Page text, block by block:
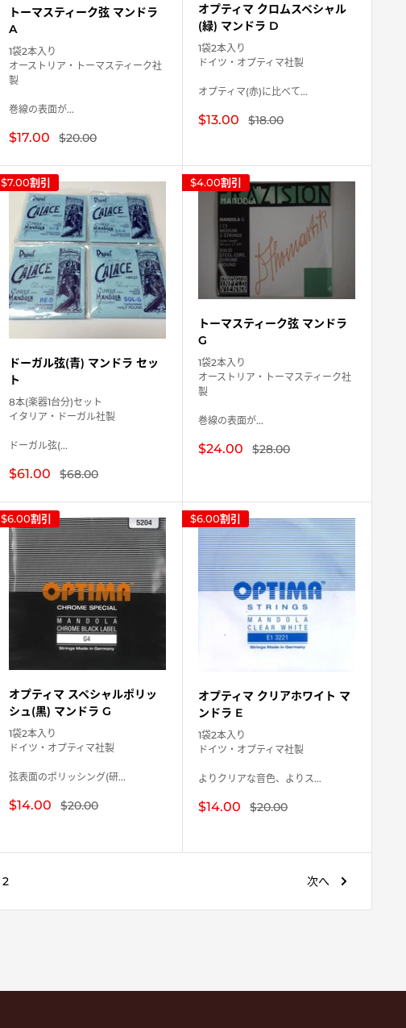
トーマスティーク弦 マンドラ
A
1袋2本入り
オーストリア・トーマスティーク社
製
巻線の表面が...
販
価
格
$17.00 通
常
格
$20.00
オプティマ クロムスペシャル
(緑) マンドラ D
1袋2本入り
ドイツ・オプティマ社製
オプティマ(赤)に比べて...
販
$13.00 通
常
$18.00
$7.00割引
ドーガル弦(青) マンドラ セッ
ト
8本(楽器1台分)セット
イタリア・ドーガル社製
ドーガル弦(...
販
価
格
$61.00 通
常
格
$68.00
$4.00割引
トーマスティーク弦 マンドラ
G
1袋2本入り
オーストリア・トーマスティーク社
製
巻線の表面が...
販
$24.00 通
常
$28.00
$6.00割引
オプティマ スペシャルポリッ
シュ(黒) マンドラ G
1袋2本入り
ドイツ・オプティマ社製
弦表面のポリッシング(研...
販
$14.00 通
常
$20.00
$6.00割引
オプティマ クリアホワイト マ
ンドラ E
1袋2本入り
ドイツ・オプティマ社製
よりクリアな音色、よりス...
販
$14.00 通
$20.00
2 次へ